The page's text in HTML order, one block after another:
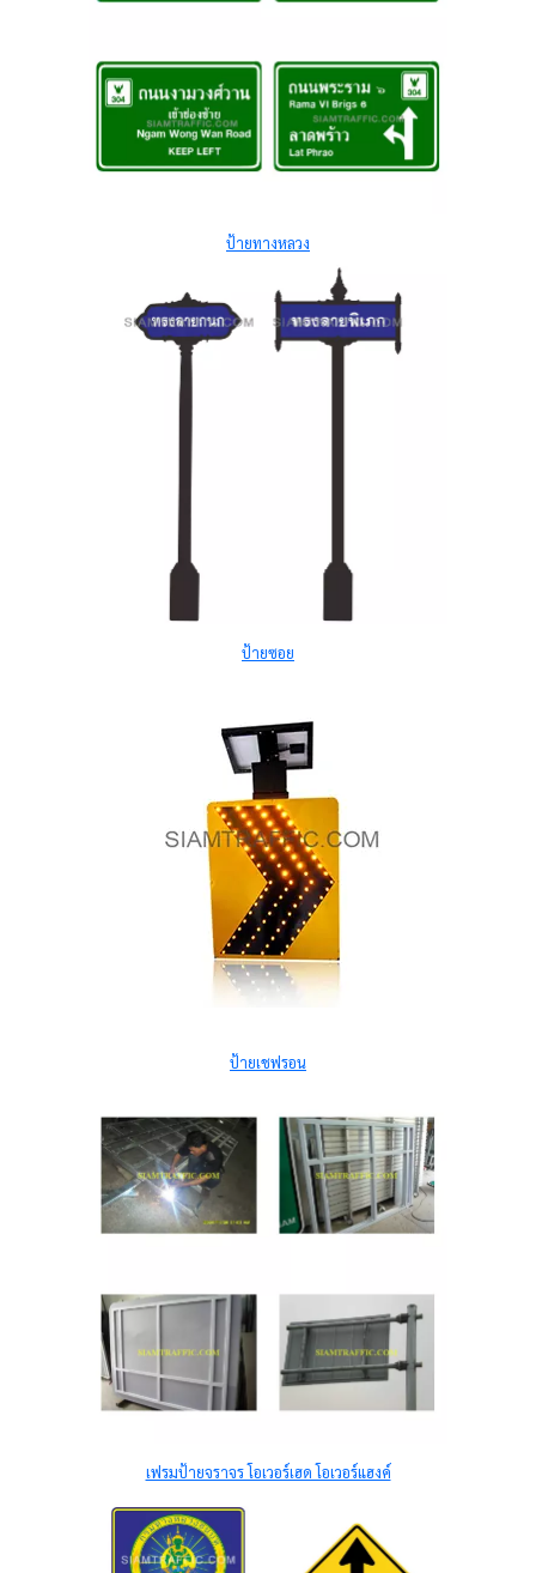
ป้ายทางหลวง
ป้ายซอย
ป้ายเชฟรอน
เฟรมป้ายจราจร โอเวอร์เฮด โอเวอร์แฮงค์